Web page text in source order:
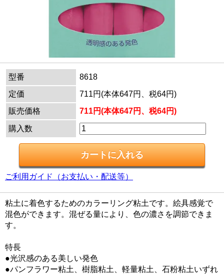
型番
8618
定価
711円(本体647円、税64円)
販売価格
711円(本体647円、税64円)
購入数
ご利用ガイド（お支払い・配送等）
粘土に着色するためのカラーリング粘土です。絵具感覚で
混色ができます。混ぜる量により、色の濃さを調節できま
す。
特長
●光沢感のある美しい発色
●パンフラワー粘土、樹脂粘土、軽量粘土、石粉粘土いずれ